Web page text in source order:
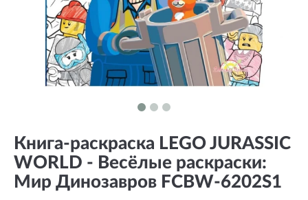
Книга-раскраска LEGO JURASSIC
WORLD - Весёлые раскраски:
Мир Динозавров FCBW-6202S1